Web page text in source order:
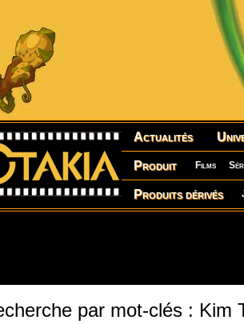
Actualités
Produit Films
Produits dérivés
par mot-clés : Kim